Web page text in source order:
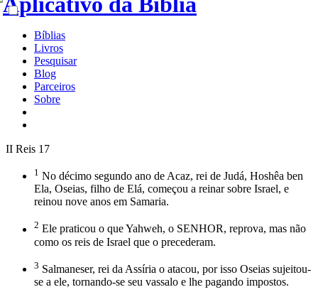
Bíblias
Livros
Pesquisar
Blog
Parceiros
Sobre
II Reis 17
1 No décimo segundo ano de Acaz, rei de Judá, Hoshêa ben
Ela, Oseias, filho de Elá, começou a reinar sobre Israel, e
reinou nove anos em Samaria.
2 Ele praticou o que Yahweh, o SENHOR, reprova, mas não
como os reis de Israel que o precederam.
3 Salmaneser, rei da Assíria o atacou, por isso Oseias sujeitou-
se a ele, tornando-se seu vassalo e lhe pagando impostos.